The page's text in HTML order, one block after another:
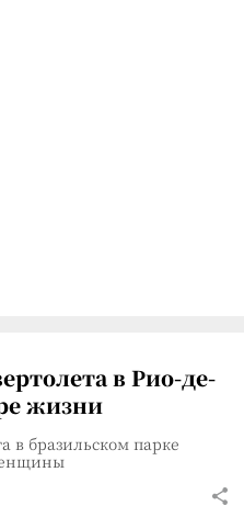
в Рио-де-
жизни
в бразильском парке